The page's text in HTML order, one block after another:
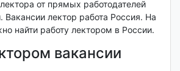
от прямых работодателей
Вакансии лектор работа Россия. На
найти работу лектором в России.
вакансии